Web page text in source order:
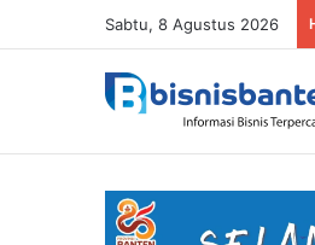
Sabtu, 8 Agustus 2026